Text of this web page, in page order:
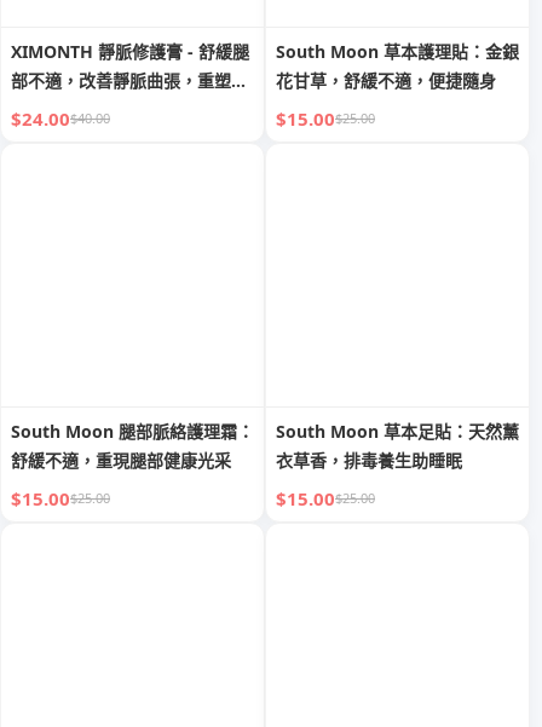
XIMONTH 靜脈修護膏 - 舒緩腿
部不適，改善靜脈曲張，重塑勻
淨美腿
$24.00$40.00
South Moon 草本護理貼：金銀
花甘草，舒緩不適，便捷隨身
$15.00$25.00
South Moon 腿部脈絡護理霜：
舒緩不適，重現腿部健康光采
$15.00$25.00
South Moon 草本足貼：天然薰
衣草香，排毒養生助睡眠
$15.00$25.00